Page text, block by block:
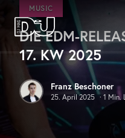
Zum Hauptinhalt springen
DJ Mag Germany
MUSIC
DIE EDM-
17. KW 2025
Franz Beschoner
25. April 2025 · 1 Min.